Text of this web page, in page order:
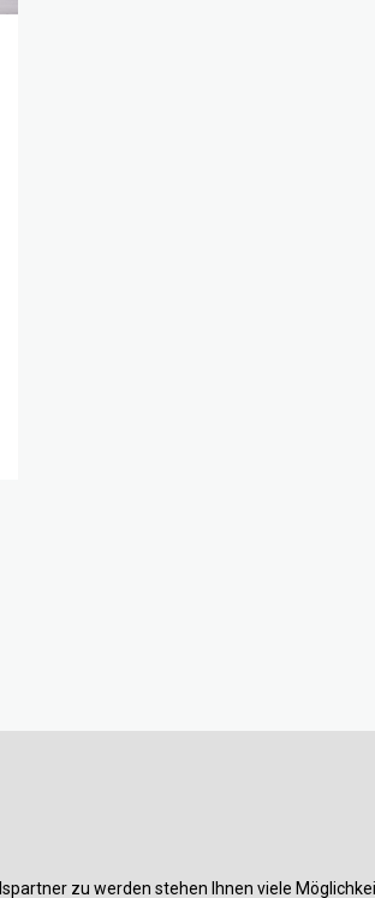
zu werden stehen Ihnen viele